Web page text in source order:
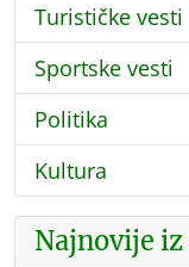
Turističke vesti
Sportske vesti
Politika
Kultura
Najnovije iz